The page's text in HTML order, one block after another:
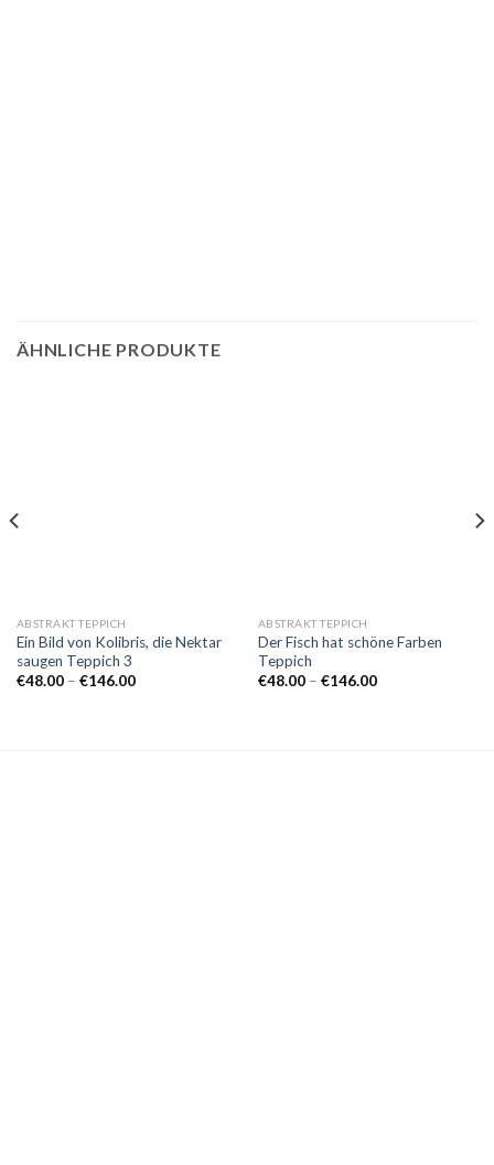
ÄHNLICHE PRODUKTE
ABSTRAKT TEPPICH
Ein Bild von Kolibris, die Nektar
saugen Teppich 3
€48.00 – €146.00Preisspanne:
ABSTRAKT TEPPICH
Der Fisch hat schöne Farben
Teppich
€48.00 – €146.00Preisspanne: